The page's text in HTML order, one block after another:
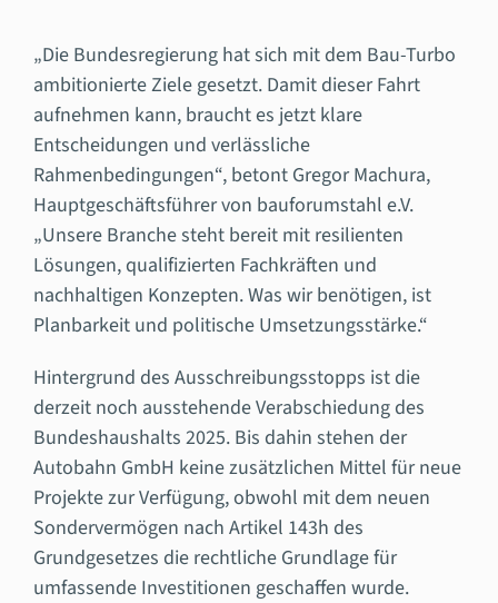
„Die Bundesregierung hat sich mit dem Bau-Turbo
ambitionierte Ziele gesetzt. Damit dieser Fahrt
aufnehmen kann, braucht es jetzt klare
Entscheidungen und verlässliche
Rahmenbedingungen“, betont Gregor Machura,
Hauptgeschäftsführer von bauforumstahl e.V.
„Unsere Branche steht bereit mit resilienten
Lösungen, qualifizierten Fachkräften und
nachhaltigen Konzepten. Was wir benötigen, ist
Planbarkeit und politische Umsetzungsstärke.“
Hintergrund des Ausschreibungsstopps ist die
derzeit noch ausstehende Verabschiedung des
Bundeshaushalts 2025. Bis dahin stehen der
Autobahn GmbH keine zusätzlichen Mittel für neue
Projekte zur Verfügung, obwohl mit dem neuen
Sondervermögen nach Artikel 143h des
Grundgesetzes die rechtliche Grundlage für
umfassende Investitionen geschaffen wurde.